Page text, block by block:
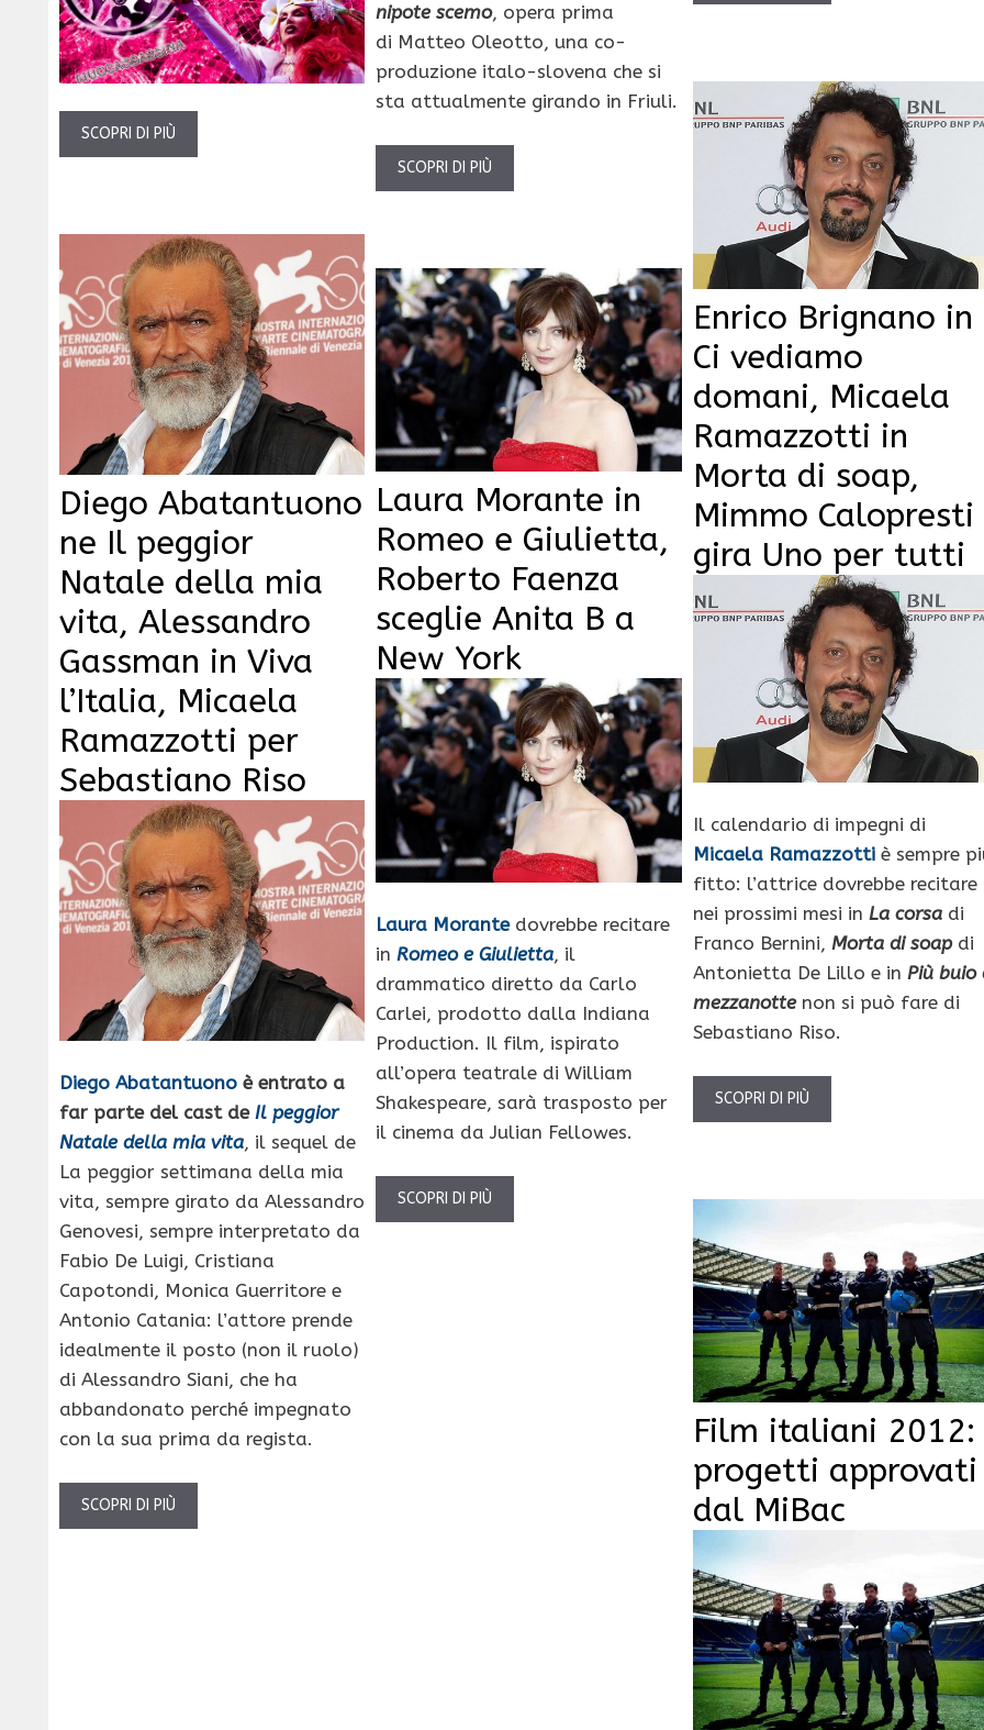
SCOPRI DI PIÙ
nipote scemo, opera prima
di Matteo Oleotto, una co-
produzione italo-slovena che si
sta attualmente girando in Friuli.
SCOPRI DI PIÙ
Enrico Brignano in
Ci vediamo
domani, Micaela
Ramazzotti in
Morta di soap,
Mimmo Calopresti
gira Uno per tutti
Il calendario di impegni di
Micaela Ramazzottiè sempre
fitto: l’attrice dovrebbe recitare
nei prossimi mesi in La corsadi
Franco Bernini, Morta di soapdi
Antonietta De Lillo e in Più buio
mezzanottenon si può fare di
Sebastiano Riso.
SCOPRI DI PIÙ
Diego Abatantuono
ne Il peggior
Natale della mia
vita, Alessandro
Gassman in Viva
l’Italia, Micaela
Ramazzotti per
Sebastiano Riso
Diego Abatantuono è entrato a
far parte del cast de Il peggior
Natale della mia vita, il sequel de
La peggior settimana della mia
vita, sempre girato da Alessandro
Genovesi, sempre interpretato da
Fabio De Luigi, Cristiana
Capotondi, Monica Guerritore e
Antonio Catania: l’attore prende
idealmente il posto (non il ruolo)
di Alessandro Siani, che ha
abbandonato perché impegnato
con la sua prima da regista.
SCOPRI DI PIÙ
Laura Morante in
Romeo e Giulietta,
Roberto Faenza
sceglie Anita B a
New York
Laura Morantedovrebbe recitare
inRomeo e Giulietta, il
drammatico diretto da Carlo
Carlei, prodotto dalla Indiana
Production. Il film, ispirato
all’opera teatrale di William
Shakespeare, sarà trasposto per
il cinema da Julian Fellowes.
SCOPRI DI PIÙ
Film italiani 2012:
progetti approvati
dal MiBac